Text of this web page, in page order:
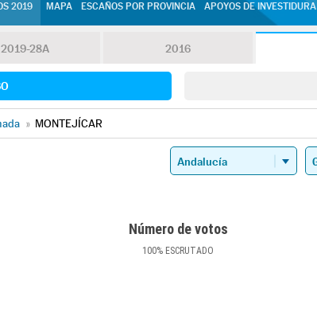
2019 MAPA ESCAÑOS POR PROVINCIA APOYOS DE INVESTIDURA
2019-28A 2016
» MONTEJÍCAR
Número de votos
100% ESCRUTADO